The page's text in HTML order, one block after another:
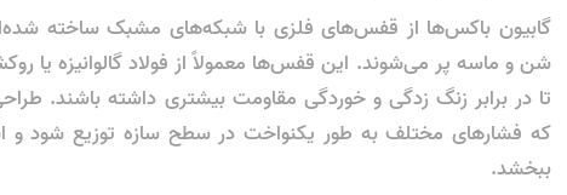
گابیون باکس‌ها از قفس‌های فلزی با شبکه‌های مشبک ساخته
شن و ماسه پر می‌شوند. این قفس‌ها معمولاً از فولاد گالوانیزه یا
تا در برابر زنگ زدگی و خوردگی مقاومت بیشتری داشته باشند.
که فشارهای مختلف به طور یکنواخت در سطح سازه توزیع شود و
ببخشد.